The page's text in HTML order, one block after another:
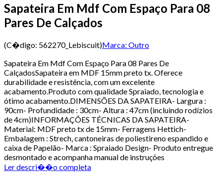
Sapateira Em Mdf Com Espaço Para 08
Pares De Calçados
(C�digo: 562270_Lebiscuit)Marca: Outro
Sapateira Em Mdf Com Espaço Para 08 Pares De
CalçadosSapateira em MDF 15mm preto tx. Oferece
durabilidade e resistência, com um excelente
acabamento.Produto com qualidade Spraiado, tecnologia e
ótimo acabamento.DIMENSÕES DA SAPATEIRA- Largura :
90cm- Profundidade : 30cm- Altura : 47cm (incluindo rodízios
de 4cm)INFORMAÇÕES TÉCNICAS DA SAPATEIRA-
Material: MDF preto tx de 15mm- Ferragens Hettich-
Embalagem : Strech, cantoneiras de poliestireno espandido e
caixa de Papelão- Marca : Spraiado Design- Produto entregue
desmontado e acompanha manual de instruções
Ler descri��o completa